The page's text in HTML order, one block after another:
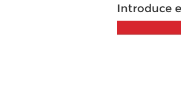
Introduce